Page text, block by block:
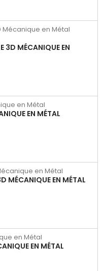
3D MÉCANIQUE EN
EN MÉTAL
MÉCANIQUE EN MÉTAL
EN MÉTAL